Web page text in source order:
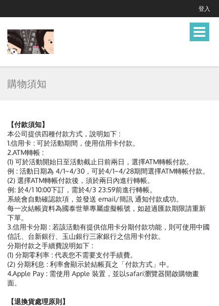
登入
Toggle
購物須知
【付款須知】
本公司提供四種付款方式，說明如下 :
1.信用卡 : 可於活動期間，使用信用卡付款。
2.ATM轉帳 :
(1) 可於活動開始日至活動截止日前兩日，選擇ATM轉帳付款。
例 : 活動日期為 4/1~4/30，可於4/1~4/28期間選擇ATM轉帳付款。
(2) 選擇ATM轉帳付款後，須於兩日內進行轉帳。
例: 於4/1 10:00下訂，需於4/3 23:59前進行轉帳。
系統會自動確認款項，並發送 email/簡訊 通知付款成功。
每一次結帳資料為國泰世華專屬虛擬帳號，如超過匯款期限請重新
下單。
3.信用卡分期 : 若該活動有提供信用卡分期付款功能，則可使用中國
信託、台新銀行、玉山銀行三家銀行之信用卡付款。
分期付款之手續費說明如下 :
(1) 分期零利率 : 代表您不需要支付手績費。
(2) 分期利息 : 利率會顯示於結帳頁之「付款方式」中。
4.Apple Pay : 需使用 Apple 裝置，並以safari瀏覽器開啟購物畫
面。
【退換貨處理原則】